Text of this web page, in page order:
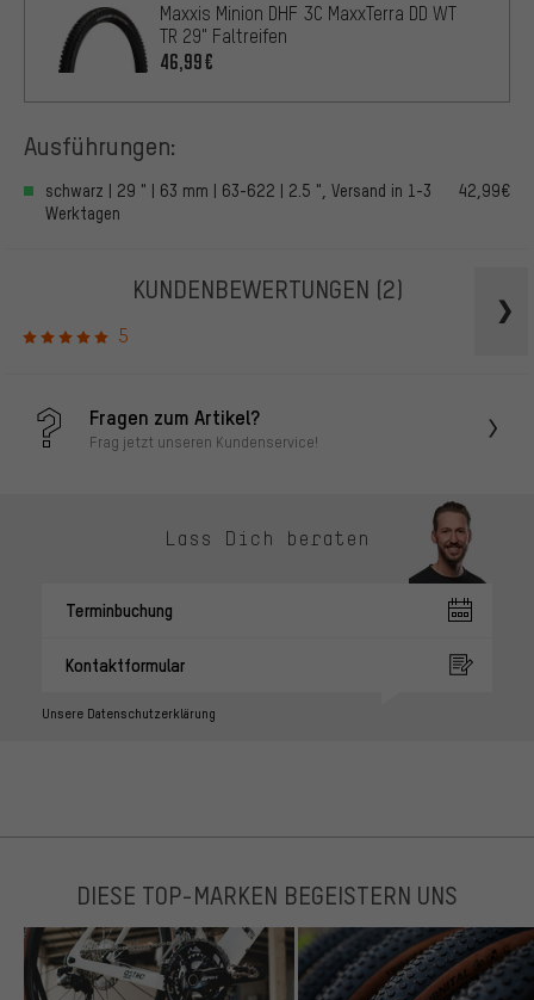
Maxxis Minion DHF 3C MaxxTerra DD WT
TR 29" Faltreifen
46,99€
Ausführungen:
schwarz | 29 " | 63 mm | 63-622 | 2.5 ", Versand in 1-3
Werktagen
42,99€
KUNDENBEWERTUNGEN (2)
5
Fragen zum Artikel?
Frag jetzt unseren Kundenservice!
Lass Dich beraten
Terminbuchung
Kontaktformular
Unsere Datenschutzerklärung
DIESE TOP-MARKEN BEGEISTERN UNS